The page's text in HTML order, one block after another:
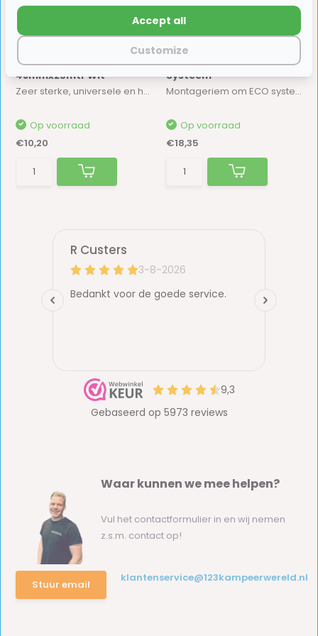
HPX 6200 Reparatie Tape
48mmx25mtr Wit
Zeer sterke, universele en hoogwaardige pantse...
Op voorraad
€10,20
EFOY Montageriem ECO
Systeem
Montageriem om ECO systeem vast te zetten.
Op voorraad
€18,35
Waar kunnen we mee helpen?
Vul het contactformulier in en wij nemen
z.s.m. contact op!
Stuur email
klantenservice@123kampeerwereld.nl
Customize
Accept all